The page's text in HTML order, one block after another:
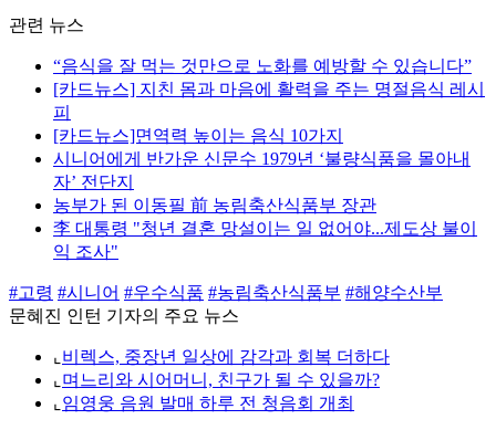
관련 뉴스
“음식을 잘 먹는 것만으로 노화를 예방할 수 있습니다”
[카드뉴스] 지친 몸과 마음에 활력을 주는 명절음식 레시
피
[카드뉴스]면역력 높이는 음식 10가지
시니어에게 반가운 신문수 1979년 ‘불량식품을 몰아내
자’ 전단지
농부가 된 이동필 前 농림축산식품부 장관
李 대통령 "청년 결혼 망설이는 일 없어야...제도상 불이
익 조사"
#고령 #시니어 #우수식품 #농림축산식품부 #해양수산부
문혜진 인턴 기자의 주요 뉴스
⌞ 비렉스, 중장년 일상에 감각과 회복 더하다
⌞ 며느리와 시어머니, 친구가 될 수 있을까?
⌞ 임영웅 음원 발매 하루 전 청음회 개최